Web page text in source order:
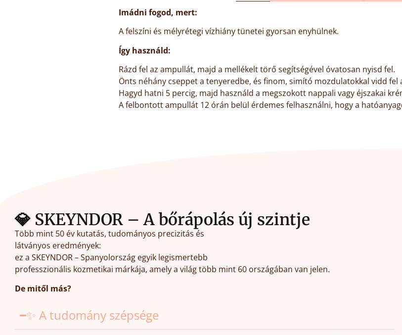
Imádni fogod, mert:
A felszíni és mélyrétegi vízhiány tünetei gyorsan enyhülnek.
Így használd:
Rázd fel az ampullát, majd a mellékelt törő segítségével óvatosan nyisd fel.
Önts néhány cseppet a tenyeredbe, és finom, simító mozdulatokkal vidd
Hagyd hatni 5 percig, majd használd a megszokott nappali vagy éjszakai
A felbontott ampullát 12 órán belül érdemes felhasználni, hogy a
💎 SKEYNDOR – A bőrápolás új szintje
Több mint 50 év kutatás, tudományos precizitás és
látványos eredmények:
ez a SKEYNDOR – Spanyolország egyik legismertebb
professzionális kozmetikai márkája, amely a világ több mint 60 országában van jelen.
De mitől más?
✨ A tudomány szépsége